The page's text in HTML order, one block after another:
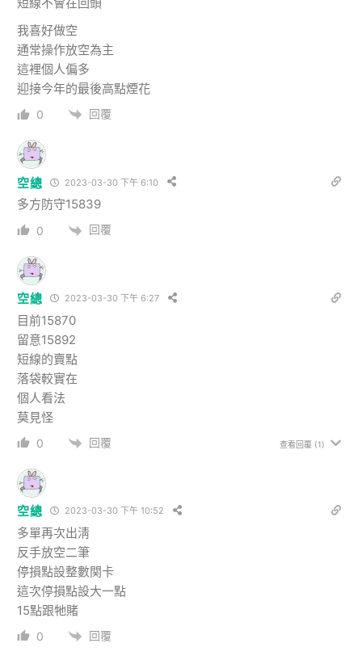
我喜好做空
通常操作放空為主
這裡個人偏多
迎接今年的最後高點煙花
0 回覆
空總 2023-03-30 下午 6:10
多方防守15839
0 回覆
空總 2023-03-30 下午 6:27
目前15870
留意15892
短線的賣點
落袋較實在
個人看法
莫見怪
0 回覆 查看回覆 (1)
空總 2023-03-30 下午 10:52
多單再次出淸
反手放空二筆
停損點設整數関卡
這次停損點設大一點
15點跟牠賭
0 回覆